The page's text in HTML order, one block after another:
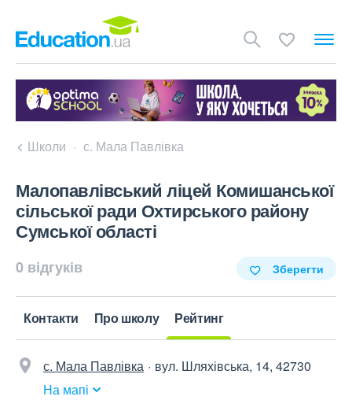
Школи с. Мала Павлівка
Малопавлівський ліцей Комишанської
сільської ради Охтирського району
Сумської області
0 відгуків Зберегти
Контакти Про школу Рейтинг
с. Мала Павлівка
вул. Шляхівська, 14, 42730
На мапі